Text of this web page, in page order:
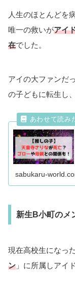
人生のほとんどを
唯一の救いがアイ
在でした。
アイの大ファンだ
の子どもに転生し
sabukaru-
新生B小町のメ
現在高校生になっ
ン 」に所属しアイ